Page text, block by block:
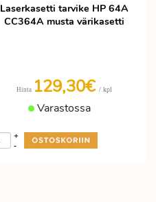
Laserkasetti tarvike HP 64A
CC364A musta värikasetti
Hinta 129,30€ / kpl
Varastossa
-
+